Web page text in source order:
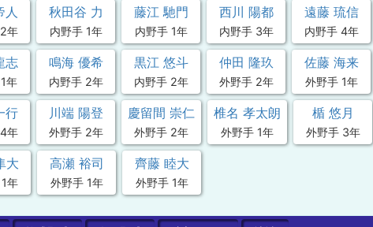
人
年
秋田谷 力
内野手 1年
藤江 馳門
内野手 1年
西川 陽都
内野手 3年
遠藤 琉信
内野手 4年
志
年
鳴海 優希
内野手 2年
黒江 悠斗
内野手 2年
仲田 隆玖
外野手 2年
佐藤 海来
外野手 1年
行
年
川端 陽登
外野手 2年
慶留間 崇仁
外野手 2年
椎名 孝太朗
外野手 1年
楯 悠月
外野手 3年
大
年
高瀬 裕司
外野手 1年
齊藤 睦大
外野手 1年